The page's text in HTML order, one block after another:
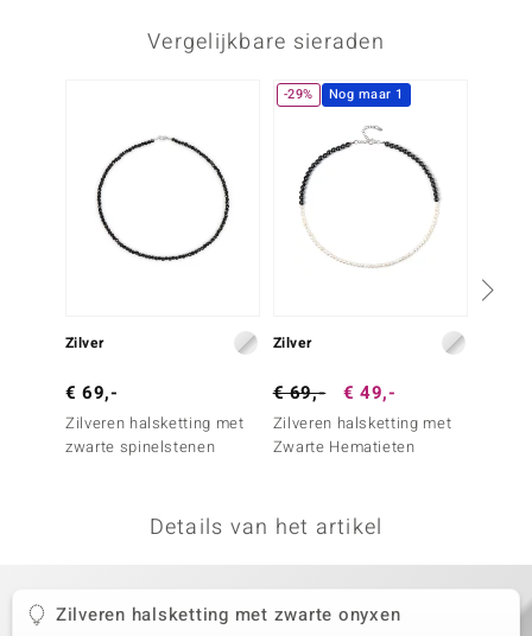
Collection
Vergelijkbare sieraden
Zilver
€ 69,-
Zilveren halsketting met
zwarte spinelstenen
-29% Nog maar 1
Zilver
€ 69,- € 49,-
Zilveren halsketting met
Zwarte Hematieten
Details van het artikel
Zilveren halsketting met zwarte onyxen